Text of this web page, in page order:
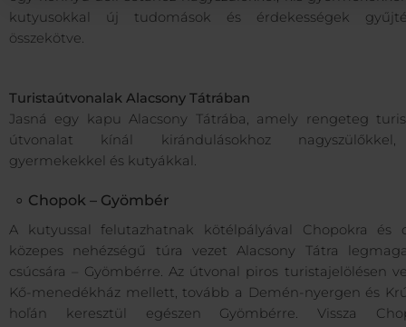
kutyusokkal új tudomások és érdekességek
összekötve.
Turistaútvonalak Alacsony Tátrában
Jasná egy kapu Alacsony Tátrába, amely rengeteg
útvonalat kínál kirándulásokhoz
gyermekekkel és kutyákkal.
Chopok – Gyömbér
A kutyussal felutazhatnak kötélpályával Chopokra és
közepes nehézségű túra vezet Alacsony Tátra
csúcsára – Gyömbérre. Az útvonal piros turistajelölésen
Kő-menedékház mellett, tovább a Demén-nyergen és
hoľán keresztül egészen Gyömbérre. Vissza